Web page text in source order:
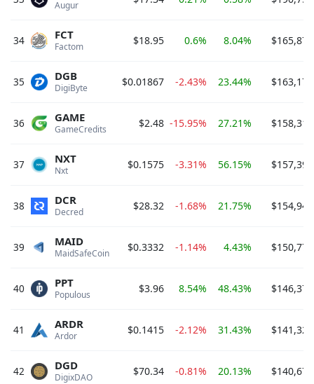
Augur
34 Factom
FCT $18.95 0.6% 8.04%
35 DigiByte
DGB $0.01867 -2.43% 23.44%
36 GameCredits
GAME $2.48 -15.95% 27.21%
37 Nxt
NXT $0.1575 -3.31% 56.15%
38 Decred
DCR $28.32 -1.68% 21.75%
39 MaidSafeCoin
MAID $0.3332 -1.14% 4.43%
40 Populous
PPT $3.96 8.54% 48.43%
41 Ardor
ARDR $0.1415 -2.12% 31.43%
42 DigixDAO
DGD $70.34 -0.81% 20.13%